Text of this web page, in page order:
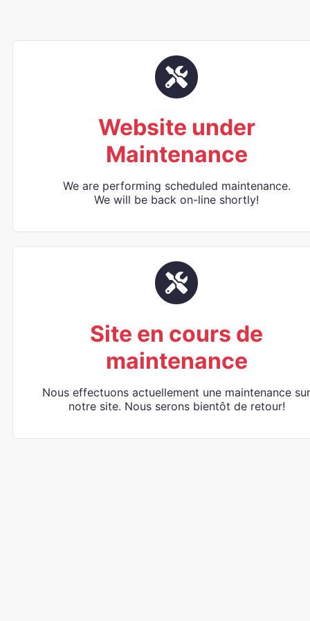
Website under
Maintenance
We are performing scheduled maintenance.
We will be back on-line shortly!
Site en cours de
maintenance
Nous effectuons actuellement une maintenance sur
notre site. Nous serons bientôt de retour!